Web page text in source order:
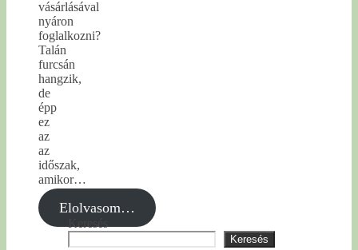
vásárlásával
nyáron
foglalkozni?
Talán
furcsán
hangzik,
de
épp
ez
az
az
időszak,
amikor…
Elolvasom…
Keresés